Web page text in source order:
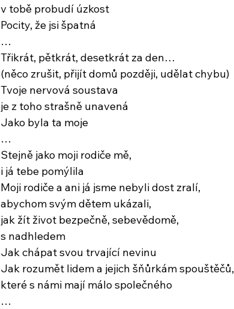
v tobě probudí úzkost
Pocity, že jsi špatná
…
Třikrát, pětkrát, desetkrát za den…
(něco zrušit, přijít domů později, udělat chybu)
Tvoje nervová soustava
je z toho strašně unavená
Jako byla ta moje
…
Stejně jako moji rodiče mě,
i já tebe pomýlila
Moji rodiče a ani já jsme nebyli dost zralí,
abychom svým dětem ukázali,
jak žít život bezpečně, sebevědomě,
s nadhledem
Jak chápat svou trvající nevinu
Jak rozumět lidem a jejich šňůrkám spouštěčů,
které s námi mají málo společného
…